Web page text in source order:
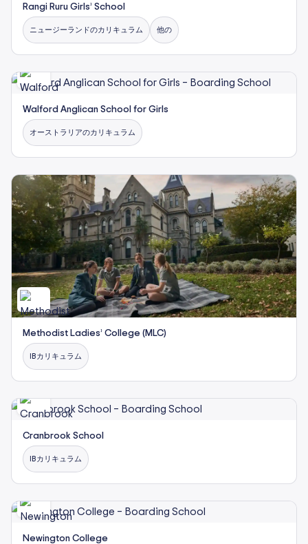
Rangi Ruru Girls’ School
ニュージーランドのカリキュラム 他の
Walford Anglican School for Girls
オーストラリアのカリキュラム
Methodist Ladies’ College (MLC)
IBカリキュラム
Cranbrook School
IBカリキュラム
Newington College